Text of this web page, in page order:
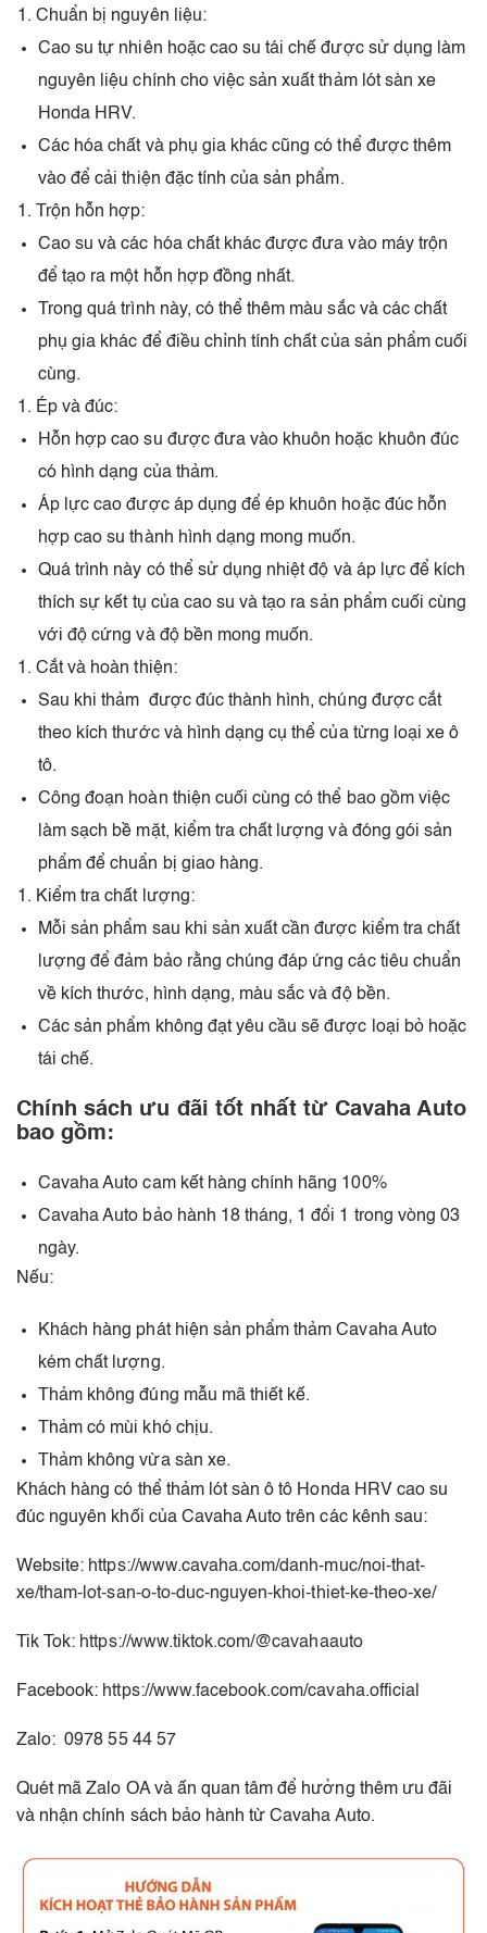
Chuẩn bị nguyên liệu:
Cao su tự nhiên hoặc cao su tái chế được sử dụng làm
nguyên liệu chính cho việc sản xuất thảm lót sàn xe
Honda HRV.
Các hóa chất và phụ gia khác cũng có thể được thêm
vào để cải thiện đặc tính của sản phẩm.
Trộn hỗn hợp:
Cao su và các hóa chất khác được đưa vào máy trộn
để tạo ra một hỗn hợp đồng nhất.
Trong quá trình này, có thể thêm màu sắc và các chất
phụ gia khác để điều chỉnh tính chất của sản phẩm cuối
cùng.
Ép và đúc:
Hỗn hợp cao su được đưa vào khuôn hoặc khuôn đúc
có hình dạng của thảm.
Áp lực cao được áp dụng để ép khuôn hoặc đúc hỗn
hợp cao su thành hình dạng mong muốn.
Quá trình này có thể sử dụng nhiệt độ và áp lực để kích
thích sự kết tụ của cao su và tạo ra sản phẩm cuối cùng
với độ cứng và độ bền mong muốn.
Cắt và hoàn thiện:
Sau khi thảm được đúc thành hình, chúng được cắt
theo kích thước và hình dạng cụ thể của từng loại xe ô
tô.
Công đoạn hoàn thiện cuối cùng có thể bao gồm việc
làm sạch bề mặt, kiểm tra chất lượng và đóng gói sản
phẩm để chuẩn bị giao hàng.
Kiểm tra chất lượng:
Mỗi sản phẩm sau khi sản xuất cần được kiểm tra chất
lượng để đảm bảo rằng chúng đáp ứng các tiêu chuẩn
về kích thước, hình dạng, màu sắc và độ bền.
Các sản phẩm không đạt yêu cầu sẽ được loại bỏ hoặc
tái chế.
Chính sách ưu đãi tốt nhất từ Cavaha Auto
bao gồm:
Cavaha Auto cam kết hàng chính hãng 100%
Cavaha Auto bảo hành 18 tháng, 1 đổi 1 trong vòng 03
ngày.
Nếu:
Khách hàng phát hiện sản phẩm thảm Cavaha Auto
kém chất lượng.
Thảm không đúng mẫu mã thiết kế.
Thảm có mùi khó chịu.
Thảm không vừa sàn xe.
Khách hàng có thể thảm lót sàn ô tô Honda HRV cao su
đúc nguyên khối của Cavaha Auto trên các kênh sau:
Website: https://www.cavaha.com/danh-muc/noi-that-
xe/tham-lot-san-o-to-duc-nguyen-khoi-thiet-ke-theo-xe/
Tik Tok: https://www.tiktok.com/@cavahaauto
Facebook: https://www.facebook.com/cavaha.official
Zalo: 0978 55 44 57
Quét mã Zalo OA và ấn quan tâm để hưởng thêm ưu đãi
và nhận chính sách bảo hành từ Cavaha Auto.